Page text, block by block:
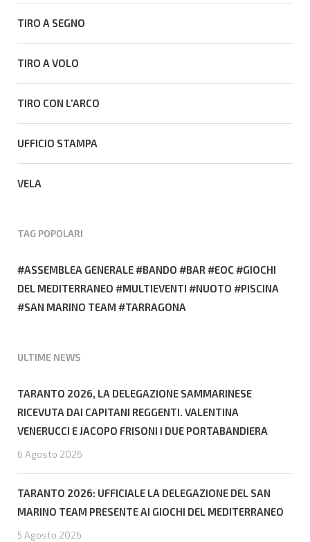
TIRO A SEGNO
TIRO A VOLO
TIRO CON L'ARCO
UFFICIO STAMPA
VELA
TAG POPOLARI
ASSEMBLEA GENERALE BANDO BAR EOC
GIOCHI
DEL MEDITERRANEO
MULTIEVENTI NUOTO
PISCINA
SAN MARINO TEAM
TARRAGONA
ULTIME NEWS
TARANTO 2026, LA DELEGAZIONE SAMMARINESE
RICEVUTA DAI CAPITANI REGGENTI. VALENTINA
VENERUCCI E JACOPO FRISONI I DUE PORTABANDIERA
6 Agosto 2026
TARANTO 2026: UFFICIALE LA DELEGAZIONE DEL SAN
MARINO TEAM PRESENTE AI GIOCHI DEL MEDITERRANEO
5 Agosto 2026